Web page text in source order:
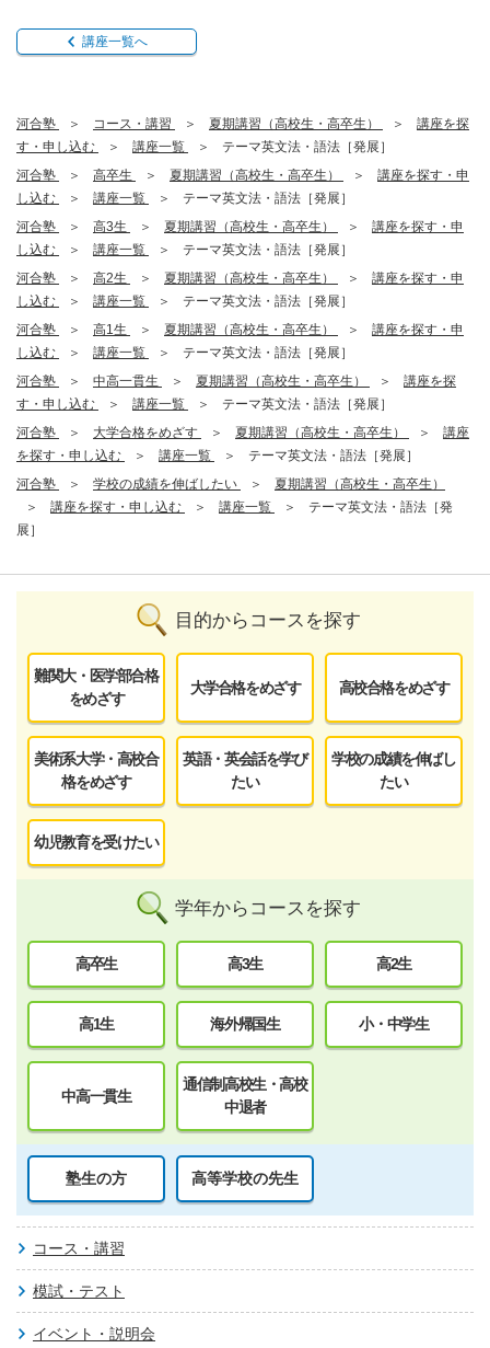
講座一覧へ
河合塾 コース・講習 夏期講習（高校生・高卒生）
講座を探
す・申し込む
講座一覧
テーマ英文法・語法［発展］
河合塾
高卒生 夏期講習（高校生・高卒生）
講座を探す・申
し込む
講座一覧
テーマ英文法・語法［発展］
河合塾
高3生 夏期講習（高校生・高卒生）
講座を探す・申
し込む
講座一覧
テーマ英文法・語法［発展］
河合塾
高2生 夏期講習（高校生・高卒生）
講座を探す・申
し込む
講座一覧
テーマ英文法・語法［発展］
河合塾
高1生 夏期講習（高校生・高卒生）
講座を探す・申
し込む
講座一覧
テーマ英文法・語法［発展］
河合塾
中高一貫生 夏期講習（高校生・高卒生）
講座を探
す・申し込む
講座一覧
テーマ英文法・語法［発展］
河合塾
大学合格をめざす 夏期講習（高校生・高卒生）
講座
を探す・申し込む
講座一覧
テーマ英文法・語法［発展］
河合塾
学校の成績を伸ばしたい
夏期講習（高校生・高卒生）
講座を探す・申し込む
講座一覧
テーマ英文法・語法［発
展］
目的からコースを探す
難関大・医学部合格
をめざす
大学合格をめざす 高校合格をめざす
美術系大学・高校合
格をめざす
英語・英会話を学び
たい
学校の成績を伸ばし
たい
幼児教育を受けたい
学年からコースを探す
高卒生 高3生 高2生
高1生 海外帰国生 小・中学生
中高一貫生
通信制高校生・高校
中退者
塾生の方 高等学校の先生
コース・講習
模試・テスト
イベント・説明会